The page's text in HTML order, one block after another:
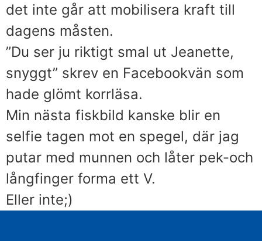
det inte går att mobilisera kraft till
dagens måsten.
”Du ser ju riktigt smal ut Jeanette,
snyggt” skrev en Facebookvän som
hade glömt korrläsa.
Min nästa fiskbild kanske blir en
selfie tagen mot en spegel, där jag
putar med munnen och låter pek-och
långfinger forma ett V.
Eller inte;)